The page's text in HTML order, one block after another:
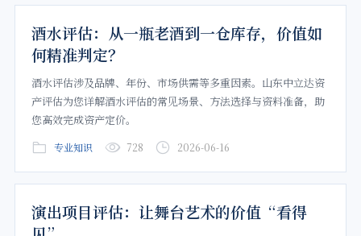
酒水评估：从一瓶老酒到一仓库存，价值如
何精准判定？
酒水评估涉及品牌、年份、市场供需等多重因素。山东中立达资
产评估为您详解酒水评估的常见场景、方法选择与资料准备，助
您高效完成资产定价。
专业知识 728 2026-06-16
演出项目评估：让舞台艺术的价值“看得